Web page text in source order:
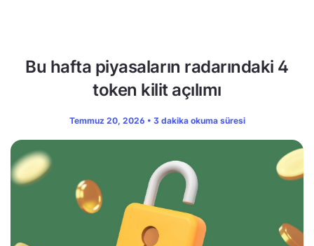
Bu hafta piyasaların radarındaki 4
token kilit açılımı
Temmuz 20, 2026 • 3 dakika okuma süresi